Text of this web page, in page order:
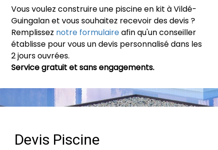
Vous voulez construire une piscine en kit à Vildé-
Guingalan et vous souhaitez recevoir des devis ?
Remplissez notre formulaireafin qu'un conseiller
établisse pour vous un devis personnalisé dans les
2 jours ouvrées.
Service gratuit et sans engagements.
Devis Piscine